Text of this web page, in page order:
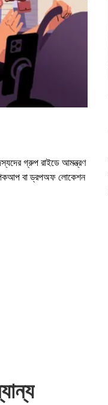
গ্রুপ রাইডে আমন্ত্রণ
বা ড্রপঅফ লোকেশন